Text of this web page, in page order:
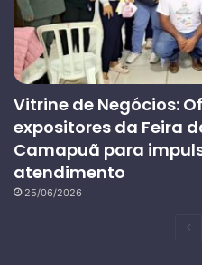
Vitrine de Negócios:
expositores da Feira
Camapuã para
atendimento
25/06/2026